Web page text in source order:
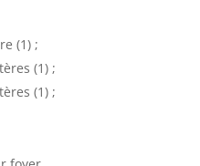
(1) ;
(1) ;
(1) ;